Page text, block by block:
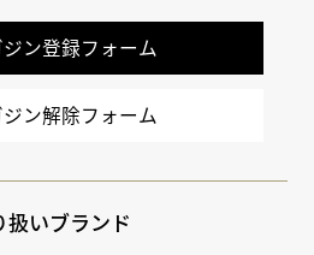
ン登録フォーム
ン解除フォーム
扱いブランド